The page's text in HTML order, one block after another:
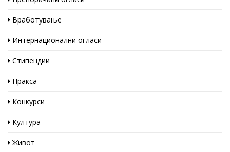
Вработување
Интернационални огласи
Стипендии
Пракса
Конкурси
Култура
Живот